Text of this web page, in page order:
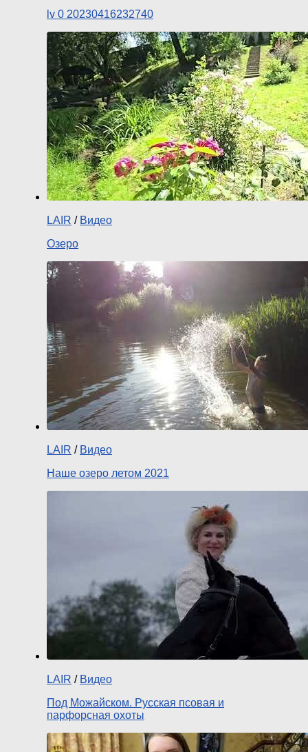
lv 0 20230416232740
LAIR / Видео
Озеро
LAIR / Видео
Наше озеро летом 2021
LAIR / Видео
Под Можайском. Русская псовая и
парфорсная охоты